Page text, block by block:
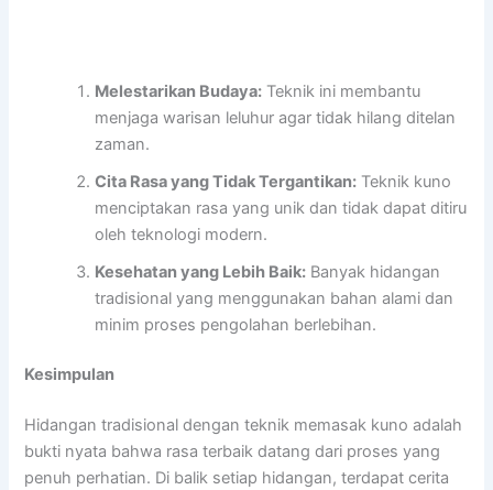
Melestarikan Budaya: Teknik ini membantu
menjaga warisan leluhur agar tidak hilang ditelan
zaman.
Cita Rasa yang Tidak Tergantikan: Teknik kuno
menciptakan rasa yang unik dan tidak dapat ditiru
oleh teknologi modern.
Kesehatan yang Lebih Baik: Banyak hidangan
tradisional yang menggunakan bahan alami dan
minim proses pengolahan berlebihan.
Kesimpulan
Hidangan tradisional dengan teknik memasak kuno adalah
bukti nyata bahwa rasa terbaik datang dari proses yang
penuh perhatian. Di balik setiap hidangan, terdapat cerita